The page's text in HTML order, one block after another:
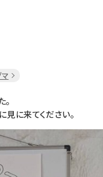
マ
見に来てください。